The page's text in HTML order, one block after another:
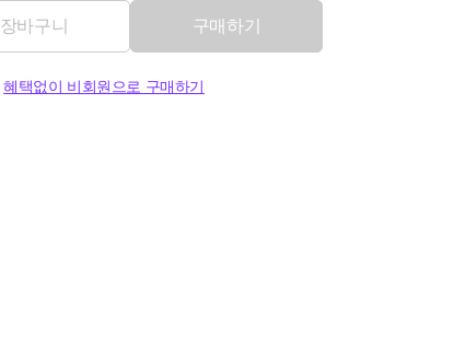
장바구니 구매하기
혜택없이 비회원으로 구매하기